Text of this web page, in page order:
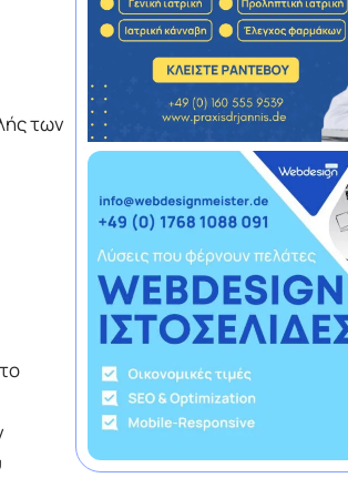
των